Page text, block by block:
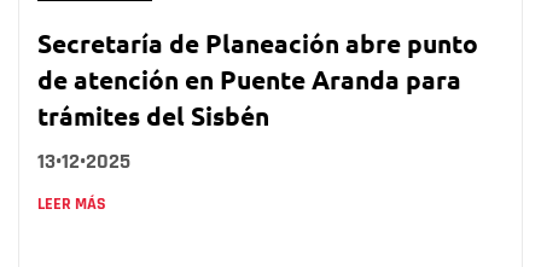
Secretaría de Planeación abre punto
de atención en Puente Aranda para
trámites del Sisbén
13•12•2025
LEER MÁS